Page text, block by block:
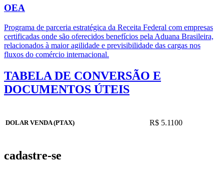
OEA
Programa de parceria estratégica da Receita Federal com empresas
certificadas onde são oferecidos benefícios pela Aduana Brasileira,
relacionados à maior agilidade e previsibilidade das cargas nos
fluxos do comércio internacional.
TABELA DE CONVERSÃO E
DOCUMENTOS ÚTEIS
DOLAR VENDA (PTAX) R$ 5.1100
cadastre-se